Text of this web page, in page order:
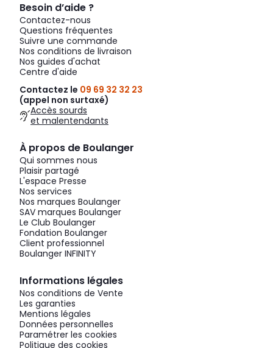
Besoin d’aide ?
Contactez-nous
Questions fréquentes
Suivre une commande
Nos conditions de livraison
Nos guides d'achat
Centre d'aide
Contactez le 09 69 32 32 23
(appel non surtaxé)
Accès sourds
et malentendants
À propos de Boulanger
Qui sommes nous
Plaisir partagé
L'espace Presse
Nos services
Nos marques Boulanger
SAV marques Boulanger
Le Club Boulanger
Fondation Boulanger
Client professionnel
Boulanger INFINITY
Informations légales
Nos conditions de Vente
Les garanties
Mentions légales
Données personnelles
Paramétrer les cookies
Politique des cookies